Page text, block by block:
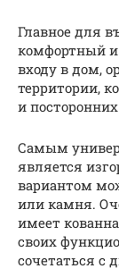
Главное для
комфортный и
входу в дом,
территории,
и
Самым
является
вариантом
или камня.
имеет
своих
сочетаться с